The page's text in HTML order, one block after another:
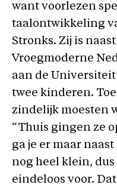
want voorlezen
taalontwikkeling
Stronks. Zij is
Vroegmoderne
aan de
twee kinderen.
zindelijk moesten
“Thuis gingen ze
ga je er maar
nog heel klein,
eindeloos voor.